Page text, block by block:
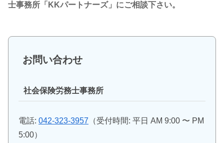
士事務所「KKパートナーズ」にご相談下さい。
お問い合わせ
社会保険労務士事務所
電話: 042-323-3957 （受付時間: 平日 AM 9:00 〜 PM
5:00）